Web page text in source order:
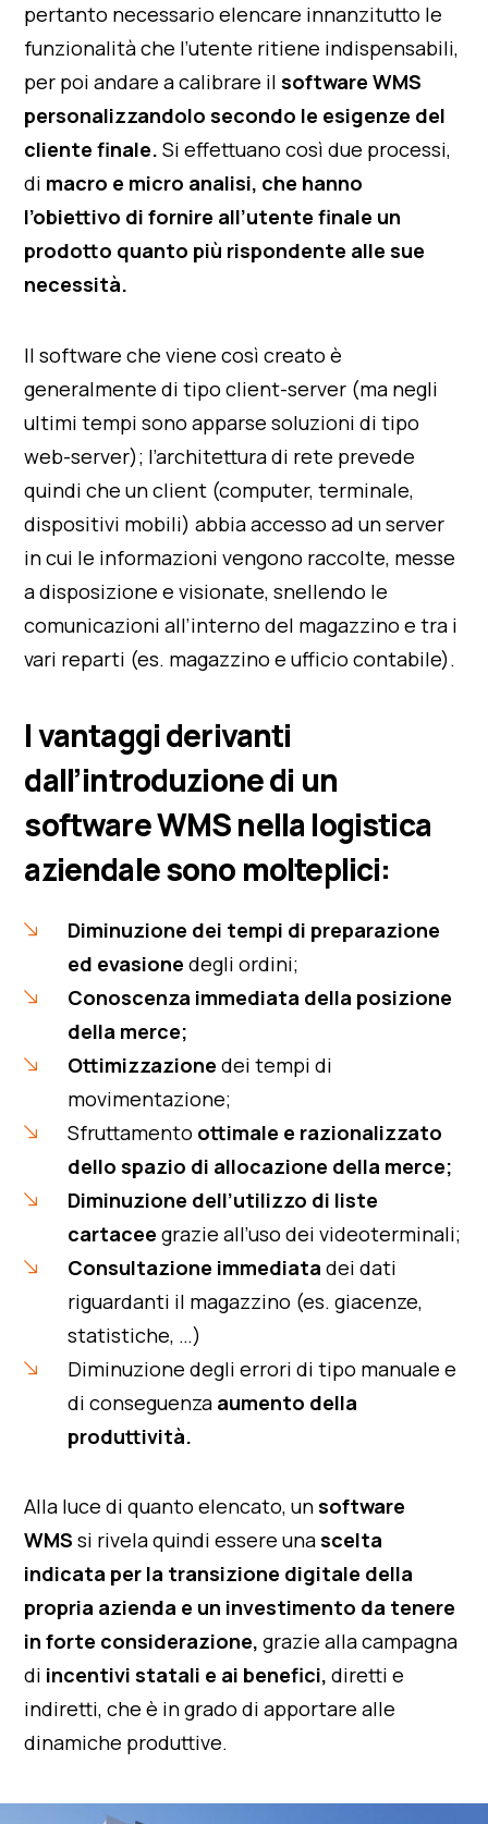
pertanto necessario elencare innanzitutto le
funzionalità che l’utente ritiene indispensabili,
per poi andare a calibrare il software WMS
personalizzandolo secondo le esigenze del
cliente finale. Si effettuano così due processi,
di macro e micro analisi, che hanno
l’obiettivo di fornire all’utente finale un
prodotto quanto più rispondente alle sue
necessità.
Il software che viene così creato è
generalmente di tipo client-server (ma negli
ultimi tempi sono apparse soluzioni di tipo
web-server); l’architettura di rete prevede
quindi che un client (computer, terminale,
dispositivi mobili) abbia accesso ad un server
in cui le informazioni vengono raccolte, messe
a disposizione e visionate, snellendo le
comunicazioni all’interno del magazzino e tra i
vari reparti (es. magazzino e ufficio contabile).
I vantaggi derivanti
dall’introduzione di un
software WMS nella logistica
aziendale sono molteplici:
Diminuzione dei tempi di preparazione
ed evasione degli ordini;
Conoscenza immediata della posizione
della merce;
Ottimizzazione dei tempi di
movimentazione;
Sfruttamento ottimale e razionalizzato
dello spazio di allocazione della merce;
Diminuzione dell’utilizzo di liste
cartacee grazie all’uso dei videoterminali;
Consultazione immediata dei dati
riguardanti il magazzino (es. giacenze,
statistiche, …)
Diminuzione degli errori di tipo manuale e
di conseguenza aumento della
produttività.
Alla luce di quanto elencato, unsoftware
WMS si rivela quindi essere unascelta
indicata per la transizione digitale della
propria azienda e un investimento da tenere
in forte considerazione, grazie alla campagna
di incentivi statali e ai benefici, diretti e
indiretti, che è in grado di apportare alle
dinamiche produttive.